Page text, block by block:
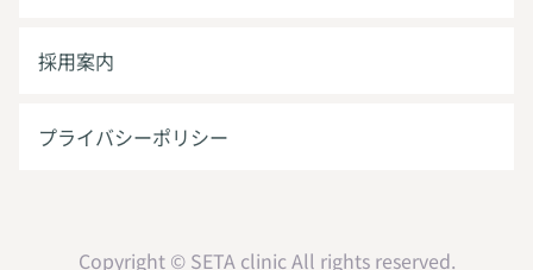
採用案内
プライバシーポリシー
Copyright © SETA clinic All rights reserved.